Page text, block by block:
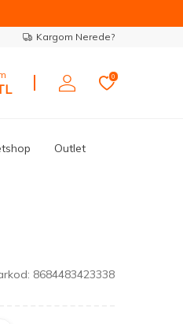
Kargom Nerede?
0
Outlet
8684483423338